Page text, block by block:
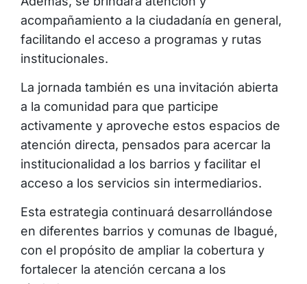
acompañamiento a la ciudadanía en general,
facilitando el acceso a programas y rutas
institucionales.
La jornada también es una invitación abierta
a la comunidad para que participe
activamente y aproveche estos espacios de
atención directa, pensados para acercar la
institucionalidad a los barrios y facilitar el
acceso a los servicios sin intermediarios.
Esta estrategia continuará desarrollándose
en diferentes barrios y comunas de Ibagué,
con el propósito de ampliar la cobertura y
fortalecer la atención cercana a los